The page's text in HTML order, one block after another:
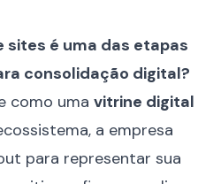
sites é uma das etapas
consolidação digital?
como uma vitrine digital
a empresa
para representar sua